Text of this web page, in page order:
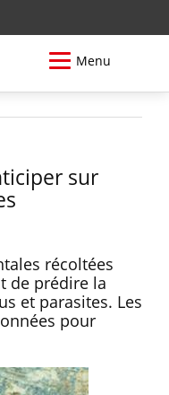
Menu
sur
récoltées
de prédire la
et parasites. Les
pour